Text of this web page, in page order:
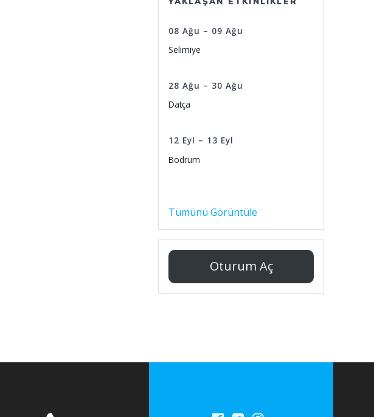
08 Ağu – 09 Ağu
Selimiye
28 Ağu – 30 Ağu
Datça
12 Eyl – 13 Eyl
Bodrum
Tümünü Görüntüle
Oturum Aç